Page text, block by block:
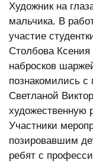
Художник на
мальчика. В
участие
Столбова Ксения
набросков
познакомились
Светланой
художественную
Участники
позировавшим
ребят с